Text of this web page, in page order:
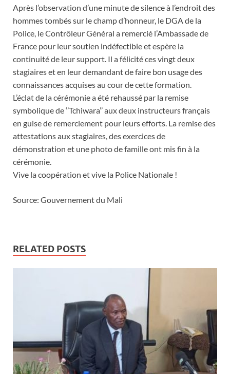
Après l’observation d’une minute de silence à l’endroit des
hommes tombés sur le champ d’honneur, le DGA de la
Police, le Contrôleur Général a remercié l’Ambassade de
France pour leur soutien indéfectible et espère la
continuité de leur support. Il a félicité ces vingt deux
stagiaires et en leur demandant de faire bon usage des
connaissances acquises au cour de cette formation.
L’éclat de la cérémonie a été rehaussé par la remise
symbolique de ‘’Tchiwara’’ aux deux instructeurs français
en guise de remerciement pour leurs efforts. La remise des
attestations aux stagiaires, des exercices de
démonstration et une photo de famille ont mis fin à la
cérémonie.
Vive la coopération et vive la Police Nationale !
Source: Gouvernement du Mali
RELATED POSTS